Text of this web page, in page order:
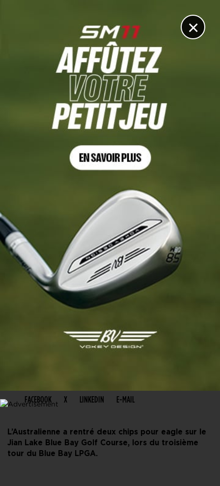
×
FACEBOOK X LINKEDIN E-MAIL
L’Australienne a rentré deux chips pour eagle sur le
Jian Lake Blue Bay Golf Course, lors du troisième
tour du Blue Bay LPGA.